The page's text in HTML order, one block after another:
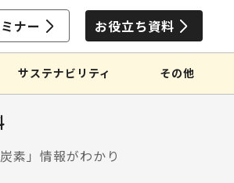
ナー お役立ち資料
サステナビリティ その他
素」情報がわかり